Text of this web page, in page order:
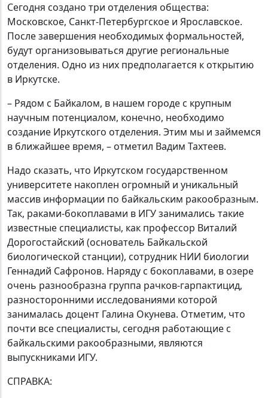
Сегодня создано три отделения общества:
Московское, Санкт-Петербургское и Ярославское.
После завершения необходимых формальностей,
будут организовываться другие региональные
отделения. Одно из них предполагается к открытию
в Иркутске.
– Рядом с Байкалом, в нашем городе с крупным
научным потенциалом, конечно, необходимо
создание Иркутского отделения. Этим мы и займемся
в ближайшее время, – отметил Вадим Тахтеев.
Надо сказать, что Иркутском государственном
университете накоплен огромный и уникальный
массив информации по байкальским ракообразным.
Так, раками-бокоплавами в ИГУ занимались такие
известные специалисты, как профессор Виталий
Дорогостайский (основатель Байкальской
биологической станции), сотрудник НИИ биологии
Геннадий Сафронов. Наряду с бокоплавами, в озере
очень разнообразна группа рачков-гарпактицид,
разносторонними исследованиями которой
занималась доцент Галина Окунева. Отметим, что
почти все специалисты, сегодня работающие с
байкальскими ракообразными, являются
выпускниками ИГУ.
СПРАВКА: